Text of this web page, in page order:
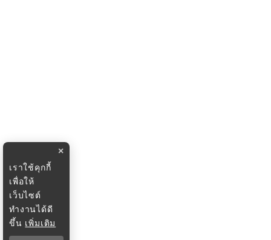
×
เราใช้คุกกี้
เพื่อให้
เว็บไซต์
ทำงานได้ดี
ขึ้น เพิ่มเติม